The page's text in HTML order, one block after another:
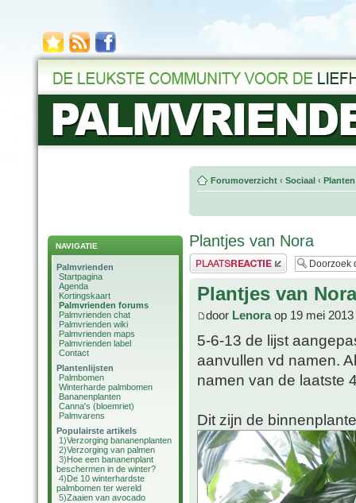
NAVIGATIE
Palmvrienden
Startpagina
Agenda
Kortingskaart
Palmvrienden forums
Palmvrienden chat
Palmvrienden wiki
Palmvrienden maps
Palmvrienden label
Contact
Plantenlijsten
Palmbomen
Winterharde palmbomen
Bananenplanten
Canna's (bloemriet)
Palmvarens
Populairste artikels
1)Verzorging bananenplanten
2)Verzorging van palmen
3)Hoe een bananenplant
beschermen in de winter?
4)De 10 winterhardste
palmbomen ter wereld
5)Zaaien van avocado
Forumoverzicht ‹ Sociaal ‹
Plantjes van Nora
Plaats een reactie
Plantjes van Nora
door Lenoraop 19 mei 2013
5-6-13 de lijst
aanvullen vd namen.
namen van de laatste
Dit zijn de